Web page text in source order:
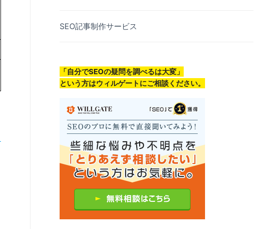
SEO記事制作サービス
「自分でSEOの疑問を調べるは大変」
という方はウィルゲートにご相談ください。